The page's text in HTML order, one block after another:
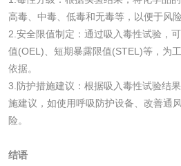
高毒、中毒、低毒和无毒等，以便于风
2.安全限值制定：通过吸入毒性试验，
值(OEL)、短期暴露限值(STEL)等，为
依据。
3.防护措施建议：根据吸入毒性试验结
施建议，如使用呼吸防护设备、改善通
险。
结语
玻璃画颜料检